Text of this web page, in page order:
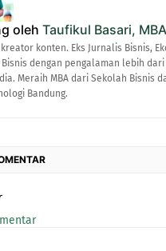
oleh Taufikul Basari, MBA
konten. Eks Jurnalis Bisnis,
dengan pengalaman lebih dari
Meraih MBA dari Sekolah Bisnis
Bandung.